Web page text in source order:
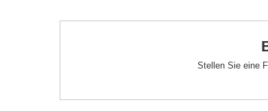
Stellen Sie eine